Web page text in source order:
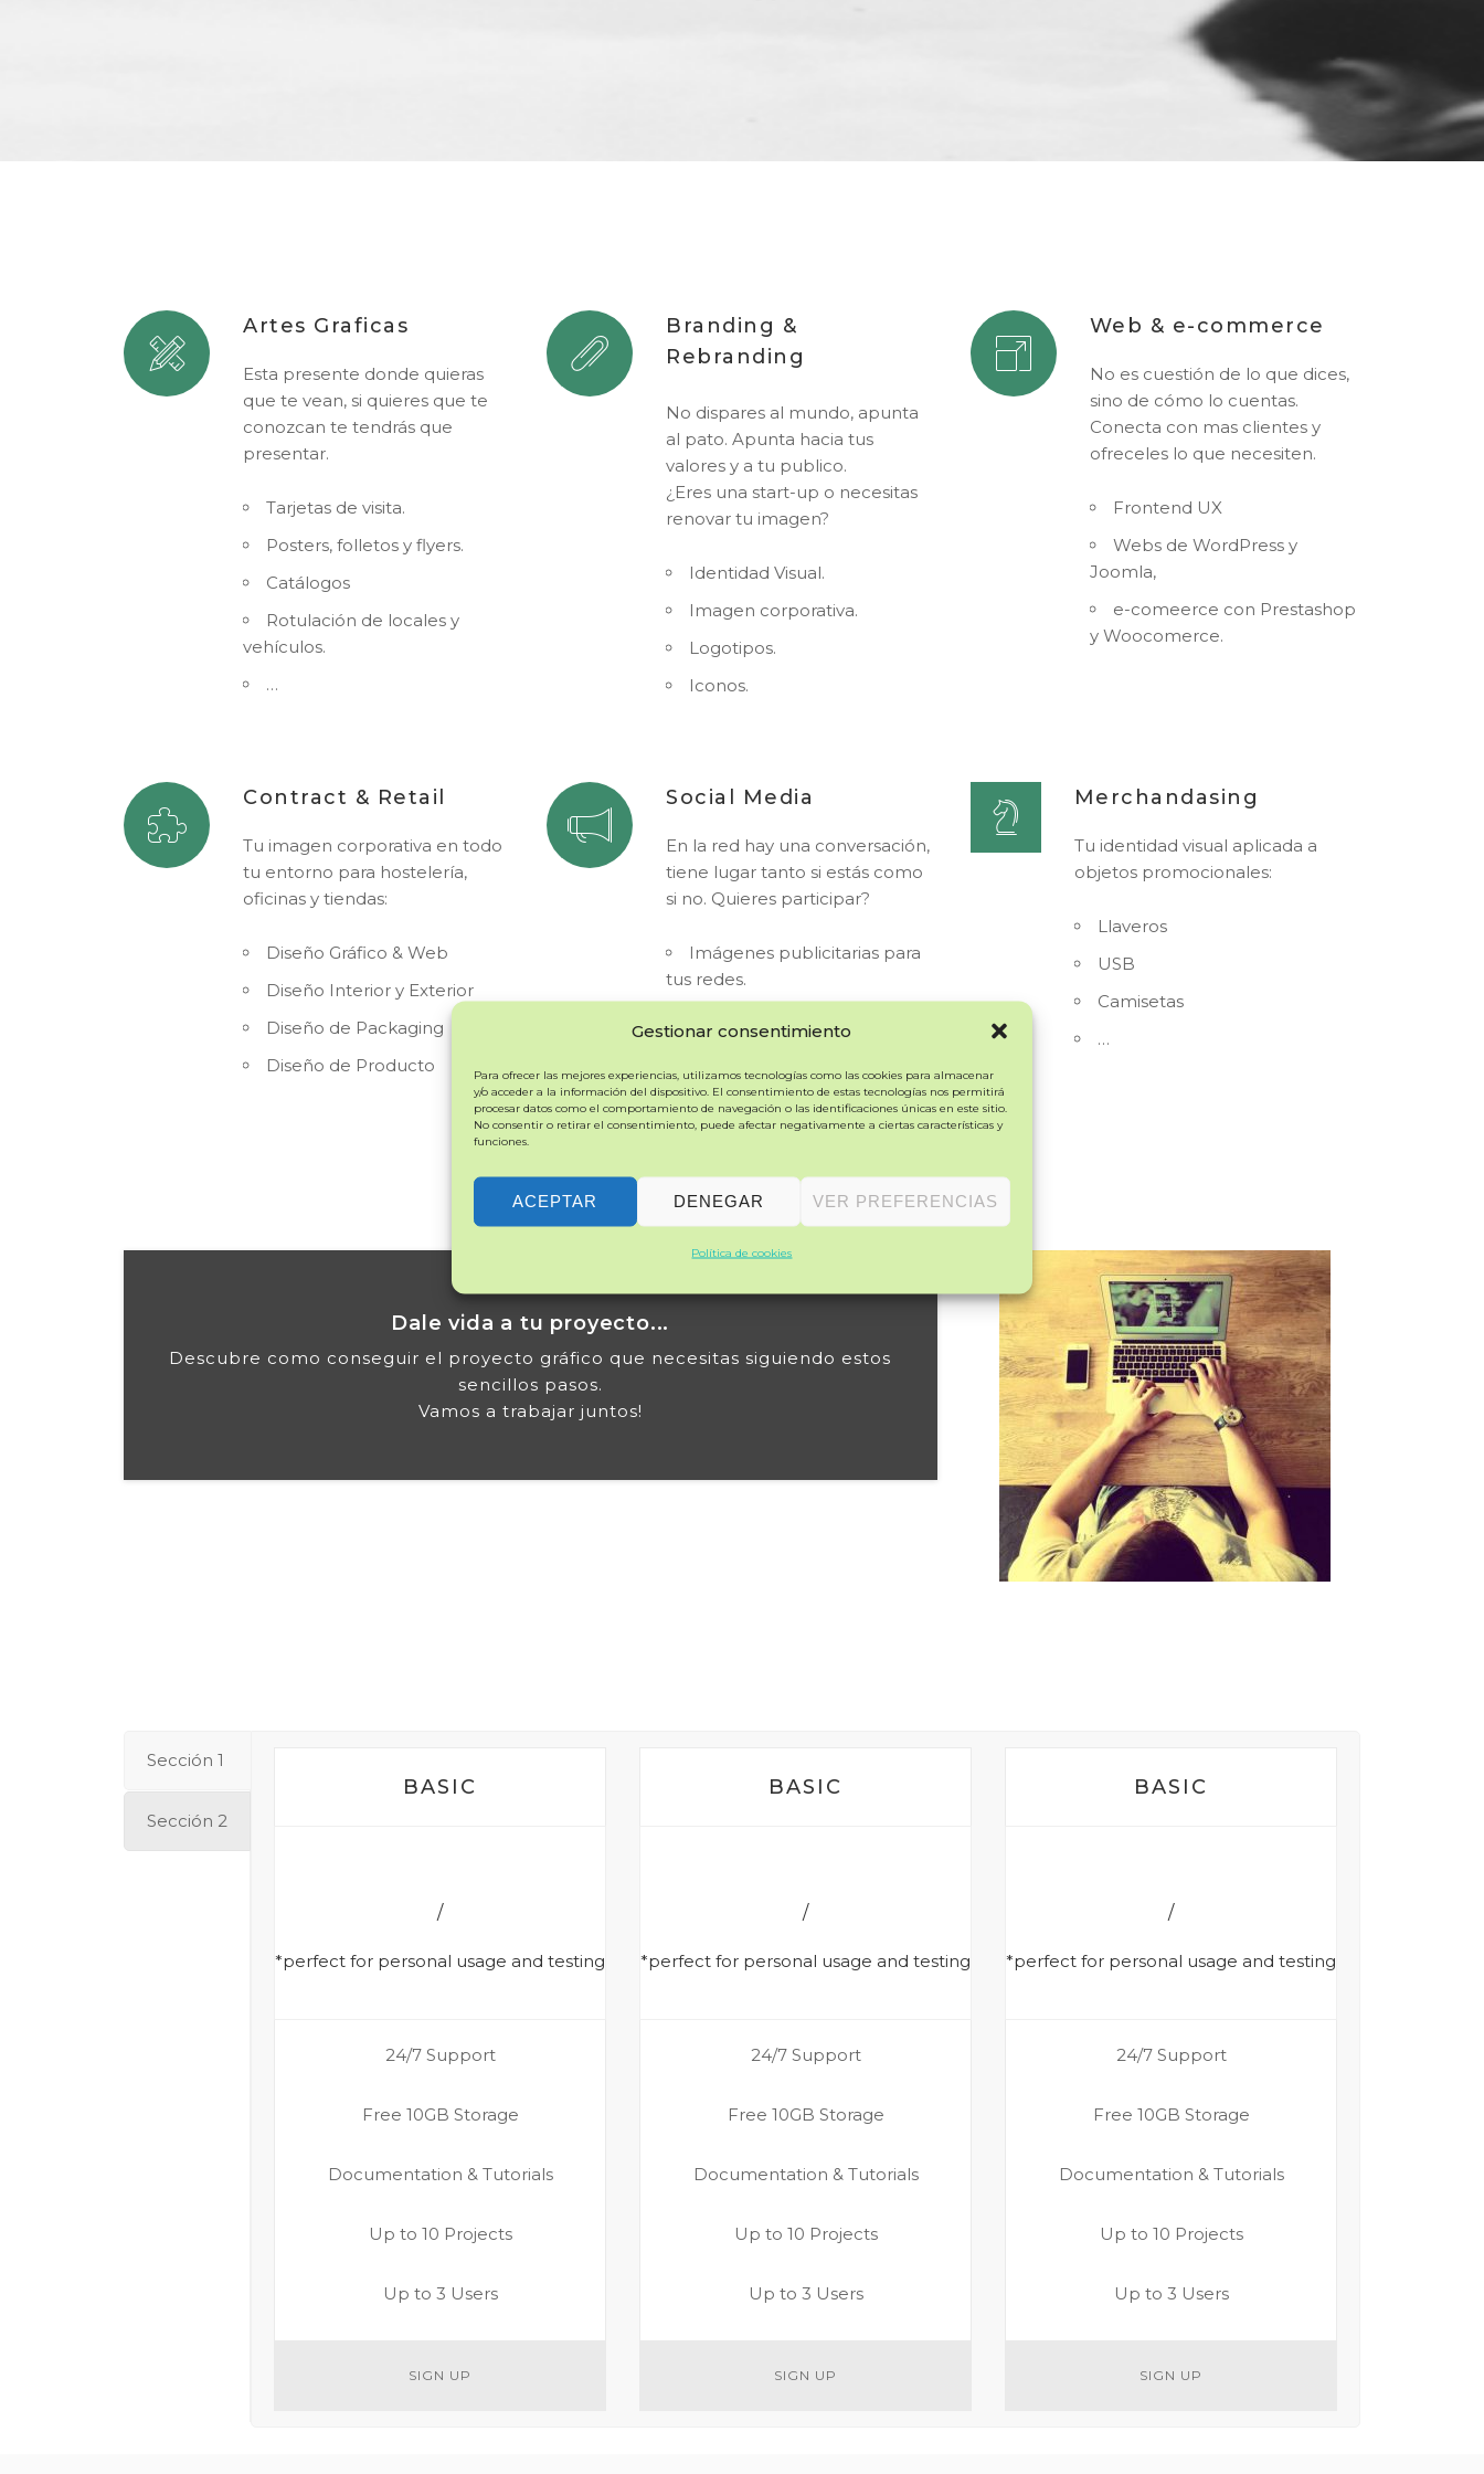
Gestionar consentimiento
Para ofrecer las mejores experiencias, utilizamos tecnologías como las cookies para almacenar
y/o acceder a la información del dispositivo. El consentimiento de estas tecnologías nos permitirá
procesar datos como el comportamiento de navegación o las identificaciones únicas en este sitio.
No consentir o retirar el consentimiento, puede afectar negativamente a ciertas características y
funciones.
ACEPTAR DENEGAR VER PREFERENCIAS
Política de cookies
Artes Graficas
Esta presente donde quieras
que te vean, si quieres que te
conozcan te tendrás que
presentar.
Tarjetas de visita.
Posters, folletos y flyers.
Catálogos
Rotulación de locales y
vehículos.
…
Branding &
Rebranding
No dispares al mundo, apunta
al pato. Apunta hacia tus
valores y a tu publico.
¿Eres una start-up o necesitas
renovar tu imagen?
Identidad Visual.
Imagen corporativa.
Logotipos.
Iconos.
Web & e-commerce
No es cuestión de lo que dices,
sino de cómo lo cuentas.
Conecta con mas clientes y
ofreceles lo que necesiten.
Frontend UX
Webs de WordPress y
Joomla,
e-comeerce con Prestashop
y Woocomerce.
Contract & Retail
Tu imagen corporativa en todo
tu entorno para hostelería,
oficinas y tiendas:
Diseño Gráfico & Web
Diseño Interior y Exterior
Diseño de Packaging
Diseño de Producto
Social Media
En la red hay una conversación,
tiene lugar tanto si estás como
si no. Quieres participar?
Imágenes publicitarias para
tus redes.
sociales
Merchandasing
Tu identidad visual aplicada a
objetos promocionales:
Llaveros
USB
Camisetas
…
Dale vida a tu proyecto...
Descubre como conseguir el proyecto gráfico que necesitas siguiendo estos
sencillos pasos.
Vamos a trabajar juntos!
Sección 1
Sección 2
BASIC
*perfect for personal usage and testing
24/7 Support
Free 10GB Storage
Documentation & Tutorials
Up to 10 Projects
Up to 3 Users
SIGN UP
BASIC
*perfect for personal usage and testing
24/7 Support
Free 10GB Storage
Documentation & Tutorials
Up to 10 Projects
Up to 3 Users
SIGN UP
BASIC
*perfect for personal usage and testing
24/7 Support
Free 10GB Storage
Documentation & Tutorials
Up to 10 Projects
Up to 3 Users
SIGN UP